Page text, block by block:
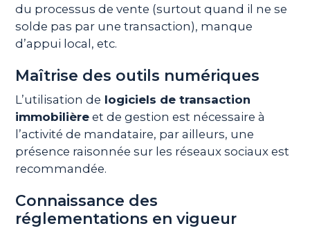
du processus de vente (surtout quand il ne se
solde pas par une transaction), manque
d’appui local, etc.
Maîtrise des outils numériques
L’utilisation de logiciels de transaction
immobilière et de gestion est nécessaire à
l’activité de mandataire, par ailleurs, une
présence raisonnée sur les réseaux sociaux est
recommandée.
Connaissance des
réglementations en vigueur